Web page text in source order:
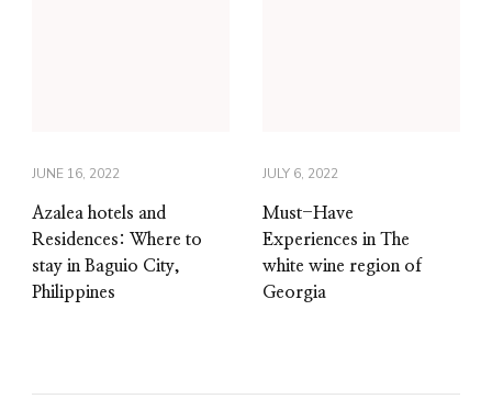
JUNE 16, 2022
Azalea hotels and
Residences: Where to
stay in Baguio City,
Philippines
JULY 6, 2022
Must-Have
Experiences in The
white wine region of
Georgia